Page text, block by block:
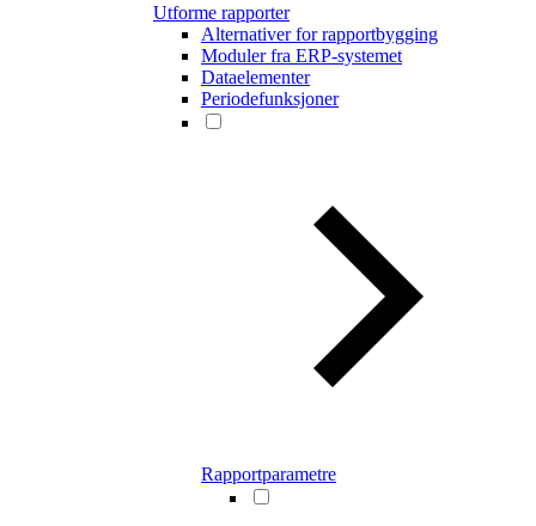
Utforme rapporter
Alternativer for rapportbygging
Moduler fra ERP-systemet
Dataelementer
Periodefunksjoner
Rapportparametre